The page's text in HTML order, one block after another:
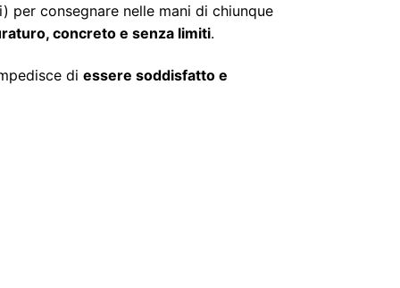
consegnare nelle mani di chiunque
concreto e senza limiti.
di essere soddisfatto e